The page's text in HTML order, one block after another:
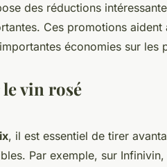
des réductions
Ces promotions aident
économies sur les
vin rosé
, il est essentiel de tirer
Par exemple, sur